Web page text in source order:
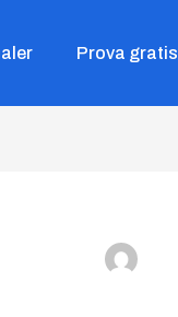
Prova gratis